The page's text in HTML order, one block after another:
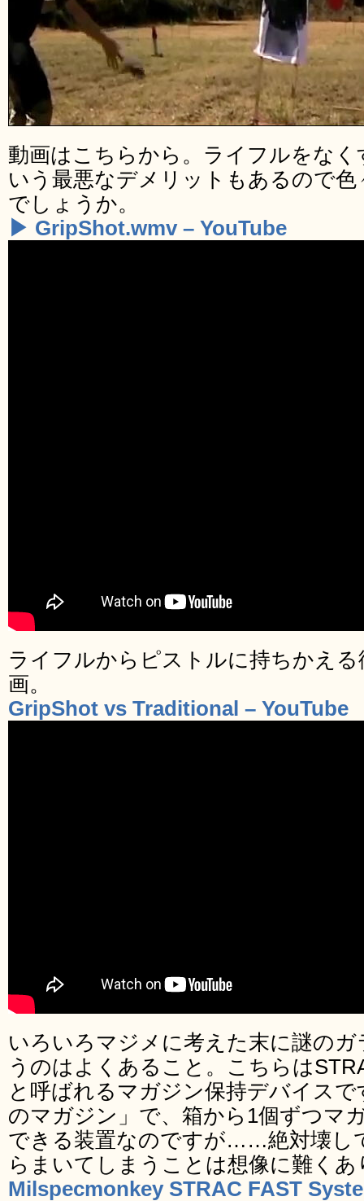
動画はこちらから。ライフルをな
いう最悪なデメリットもあるので
でしょうか。
▶ GripShot.wmv – YouTube
ライフルからピストルに持ちかえ
画。
GripShot vs Traditional – YouTube
いろいろマジメに考えた末に謎の
うのはよくあること。こちらは
と呼ばれるマガジン保持デバイス
のマガジン」で、箱から1個ずつマ
できる装置なのですが……絶対壊し
らまいてしまうことは想像に難く
Milspecmonkey STRAC FAST